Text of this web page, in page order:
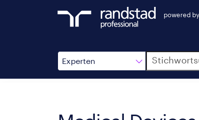
powered by
Experten
Suche